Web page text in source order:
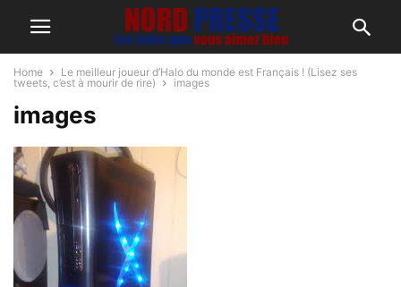
Home
Le meilleur joueur d’Halo du monde est Français ! (Lisez ses
tweets, c’est à mourir de rire)
images
images